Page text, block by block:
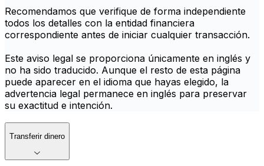
Recomendamos que verifique de forma independiente
todos los detalles con la entidad financiera
correspondiente antes de iniciar cualquier transacción.
Este aviso legal se proporciona únicamente en inglés y
no ha sido traducido. Aunque el resto de esta página
puede aparecer en el idioma que hayas elegido, la
advertencia legal permanece en inglés para preservar
su exactitud e intención.
Transferir dinero